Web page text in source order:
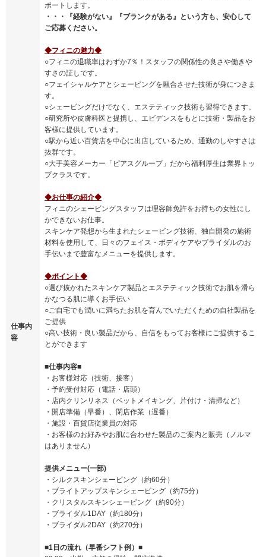
仕事内
容
ポートします。
・・・『経験がない』『ブランクがある』という方も、安心して
ご応募ください。
◆フィニの魅力◆
○フィニの退職率はわずか7％！スタッフの関係性の良さや働きや
すさの証しです。
○フェイシャルケアとシェービングを融合させた技術が身につきま
す。
○シェービングだけでなく、エステティック技術も習得できます。
○研究所や皮膚科医と提携し、エビデンスをもとに技術・製品をお
客様に提供しています。
○駅から近い百貨店を中心に出店しているため、通勤のしやすさは
抜群です。
○大手美容メーカー「ピアスグループ」だから福利厚生は業界トッ
プクラスです。
◆お仕事の紹介◆
フィニのシェービングスタッフは理容師免許をお持ちの女性にし
かできないお仕事。
スキンケア発想から生まれたシェービング技術、独自開発の施術
材料を使用して、日々のフェイス・ボディケアやブライダルのお
手伝いまで豊富なメニューを提供します。
◆ポイント◆
○選び抜かれたスキンケア製品とエステティック技術でお肌を滑ら
かなつる肌に導くお手伝い
○ご自宅でも潤いに満ちたお肌を育んでいただくための自社製品を
ご提供
○高い技術・良い製品だから、自信をもってお客様にご提供するこ
とができます
■仕事内容■
・お客様対応（技術、接客）
・予約受付対応（電話・店頭）
・店内クリンリネス（ベットメイキング、片付け・清掃など）
・開店準備（早番）、閉店作業（遅番）
・施設・百貨店従業員の対応
・お客様のお好みやお肌に合わせた製品のご案内と販売（ノルマ
はありません）
提供メニュー(一部)
・シルクスキンシェービング（約60分）
・ブライトアップスキンシェービング（約75分）
・クリスタルスキンシェービング（約90分）
・ブライダル1DAY（約180分）
・ブライダル2DAY（約270分）
■1日の流れ（早番シフト例）■